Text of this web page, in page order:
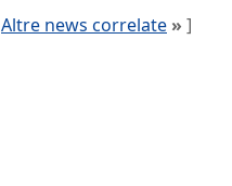
Altre news correlate » ]